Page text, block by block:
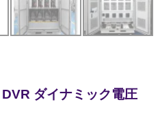
ダイナミック電圧